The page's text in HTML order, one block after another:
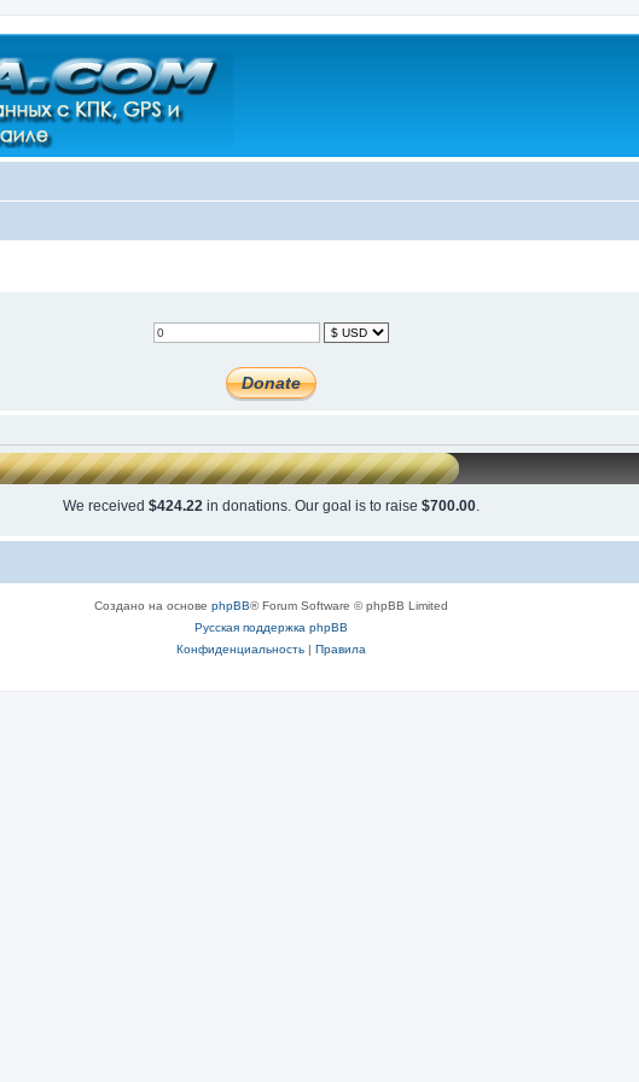
We received $424.22 in donations. Our goal is to raise $700.00.
Создано на основе phpBB® Forum Software © phpBB Limited
Русская поддержка phpBB
Конфиденциальность| Правила